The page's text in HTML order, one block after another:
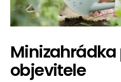
objevitele